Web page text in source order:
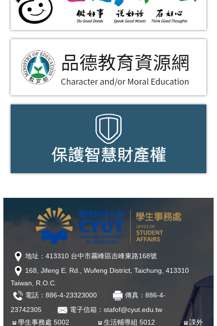
地址：413310 台中市霧峰區吉峰東路168號
168, Jifeng E. Rd., Wufeng District, Taichung, 413310
Taiwan, R.O.C.
電話：886-4-23323000
傳真：886-4-
23742305
電子信箱：stafof@cyut.edu.tw
學生事務處 5002
生活輔導組 5012 課外